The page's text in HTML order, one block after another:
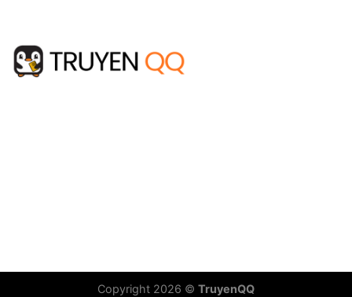
Copyright 2026 © TruyenQQ